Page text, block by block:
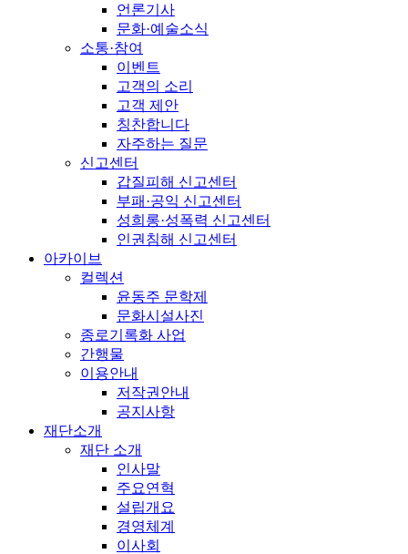
언론기사
문화·예술소식
소통·참여
이벤트
고객의 소리
고객 제안
칭찬합니다
자주하는 질문
신고센터
갑질피해 신고센터
부패·공익 신고센터
성희롱·성폭력 신고센터
인권침해 신고센터
아카이브
컬렉션
윤동주 문학제
문화시설사진
종로기록화 사업
간행물
이용안내
저작권안내
공지사항
재단소개
재단 소개
인사말
주요연혁
설립개요
경영체계
이사회